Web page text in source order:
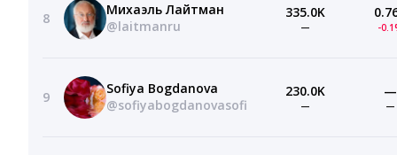
8
Михаэль Лайтман
@laitmanru
335.0K
— -
9
Sofiya Bogdanova
@sofiyabogdanovasofi
230.0K
—
—
—